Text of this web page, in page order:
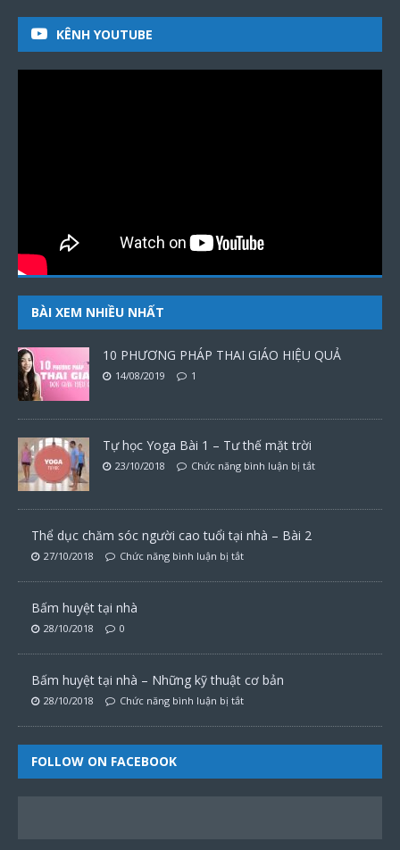
KÊNH YOUTUBE
BÀI XEM NHIỀU NHẤT
10 PHƯƠNG PHÁP THAI GIÁO HIỆU QUẢ
14/08/2019 1
Tự học Yoga Bài 1 – Tư thế mặt trời
23/10/2018 Chức năng bình luận bị tắt
Thể dục chăm sóc người cao tuổi tại nhà – Bài 2
27/10/2018 Chức năng bình luận bị tắt
Bấm huyệt tại nhà
28/10/2018 0
Bấm huyệt tại nhà – Những kỹ thuật cơ bản
28/10/2018 Chức năng bình luận bị tắt
FOLLOW ON FACEBOOK